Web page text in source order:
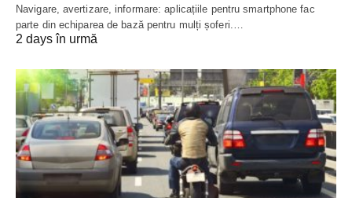
Navigare, avertizare, informare: aplicațiile pentru smartphone fac
parte din echiparea de bază pentru mulți șoferi.…
2 days în urmă